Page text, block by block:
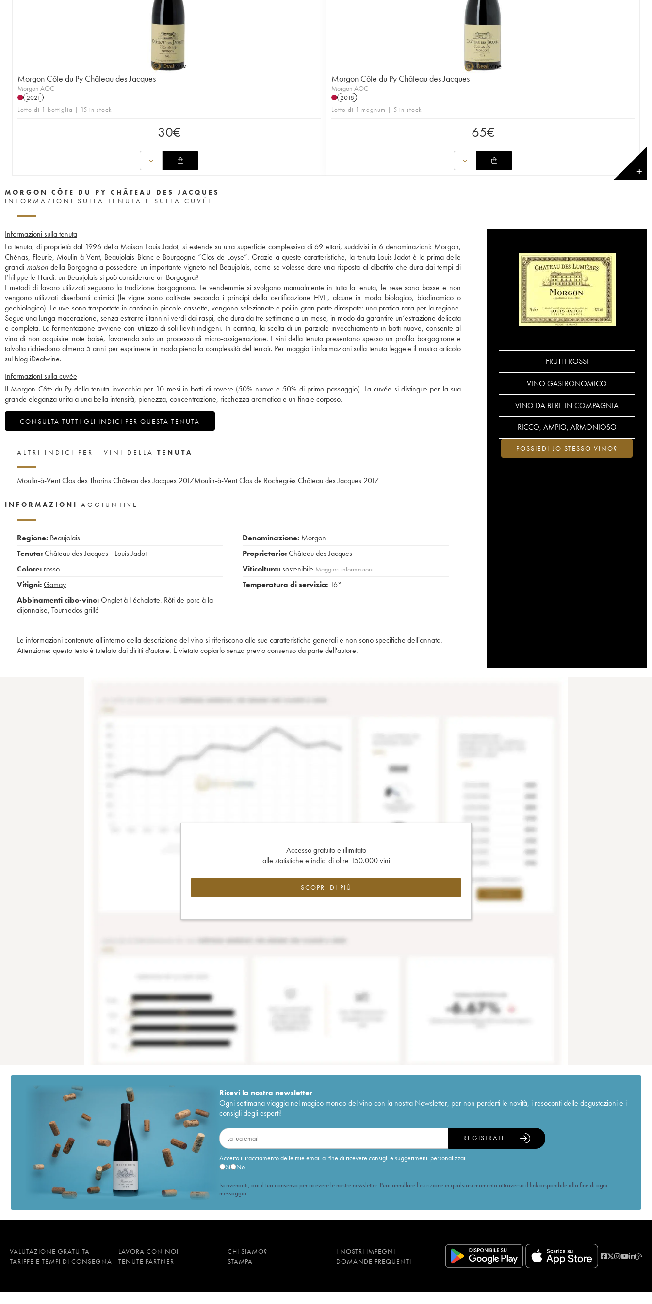
Morgon Côte du Py Château des Jacques
Morgon AOC
2021
Lotto di 1 bottiglia | 15 in stock
30€
Morgon Côte du Py Château des Jacques
Morgon AOC
2018
Lotto di 1 magnum | 5 in stock
65€
✕
MORGON CÔTE DU PY CHÂTEAU DES JACQUES
INFORMAZIONI SULLA TENUTA E SULLA CUVÉE
Informazioni sulla tenuta
La tenuta, di proprietà dal 1996 della Maison Louis Jadot, si estende su una superficie complessiva di 69 ettari, suddivisi in 6 denominazioni: Morgon,
Chénas, Fleurie, Moulin-à-Vent, Beaujolais Blanc e Bourgogne “Clos de Loyse”. Grazie a queste caratteristiche, la tenuta Louis Jadot è la prima delle
grandi maison della Borgogna a possedere un importante vigneto nel Beaujolais, come se volesse dare una risposta al dibattito che dura dai tempi di
Philippe le Hardi: un Beaujolais si può considerare un Borgogna?
I metodi di lavoro utilizzati seguono la tradizione borgognona. Le vendemmie si svolgono manualmente in tutta la tenuta, le rese sono basse e non
vengono utilizzati diserbanti chimici (le vigne sono coltivate secondo i principi della certificazione HVE, alcune in modo biologico, biodinamico o
geobiologico). Le uve sono trasportate in cantina in piccole cassette, vengono selezionate e poi in gran parte diraspate: una pratica rara per la regione.
Segue una lunga macerazione, senza estrarre i tannini verdi dai raspi, che dura da tre settimane a un mese, in modo da garantire un’estrazione delicata
e completa. La fermentazione avviene con utilizzo di soli lieviti indigeni. In cantina, la scelta di un parziale invecchiamento in botti nuove, consente al
vino di non acquisire note boisé, favorendo solo un processo di micro-ossigenazione. I vini della tenuta presentano spesso un profilo borgognone e
talvolta richiedono almeno 5 anni per esprimere in modo pieno la complessità del terroir. Per maggiori informazioni sulla tenuta leggete il nostro articolo
sul blog iDealwine.
Informazioni sulla cuvée
Il Morgon Côte du Py della tenuta invecchia per 10 mesi in botti di rovere (50% nuove e 50% di primo passaggio). La cuvée si distingue per la sua
grande eleganza unita a una bella intensità, pienezza, concentrazione, ricchezza aromatica e un finale corposo.
CONSULTA TUTTI GLI INDICI PER QUESTA TENUTA
FRUTTI ROSSI
VINO GASTRONOMICO
VINO DA BERE IN COMPAGNIA
RICCO, AMPIO, ARMONIOSO
POSSIEDI LO STESSO VINO?
ALTRI INDICI PER I VINI DELLA TENUTA
Moulin-à-Vent Clos des Thorins Château des Jacques 2017Moulin-à-Vent Clos de Rochegrès Château des Jacques 2017
INFORMAZIONI AGGIUNTIVE
Regione: Beaujolais
Tenuta:Château des Jacques - Louis Jadot
Colore: rosso
Vitigni:Gamay
Abbinamenti cibo-vino:Onglet à l échalotte, Rôti de porc à la
dijonnaise, Tournedos grillé
Denominazione: Morgon
Proprietario:Château des Jacques
Viticoltura:sostenibile Maggiori informazioni…
Temperatura di servizio: 16°
Le informazioni contenute all'interno della descrizione del vino si riferiscono alle sue caratteristiche generali e non sono specifiche dell'annata.
Attenzione: questo testo è tutelato dai diritti d'autore. È vietato copiarlo senza previo consenso da parte dell'autore.
Accesso gratuito e illimitato
alle statistiche e indici di oltre 150.000 vini
SCOPRI DI PIÙ
Ricevi la nostra newsletter
Ogni settimana viaggia nel magico mondo del vino con la nostra Newsletter, per non perderti le novità, i resoconti delle degustazioni e i
consigli degli esperti!
Accetto il tracciamento delle mie email al fine di ricevere consigli e suggerimenti personalizzati
Sì
No
REGISTRATI
Iscrivendoti, dai il tuo consenso per ricevere le nostre newsletter. Puoi annullare l’iscrizione in qualsiasi momento attraverso il link disponibile alla fine di ogni
messaggio.
VALUTAZIONE GRATUITA LAVORA CON NOI CHI SIAMO?
I NOSTRI IMPEGNI
TARIFFE E TEMPI DI CONSEGNA
TENUTE PARTNER STAMPA DOMANDE FREQUENTI